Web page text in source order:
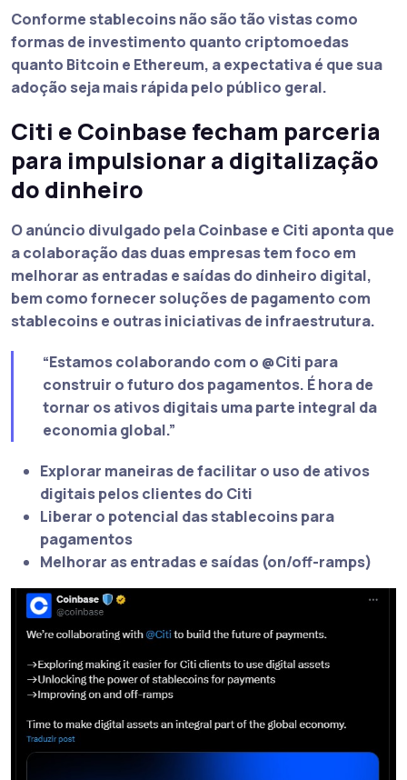
Conforme stablecoins não são tão vistas como
formas de investimento quanto criptomoedas
quanto Bitcoin e Ethereum, a expectativa é que sua
adoção seja mais rápida pelo público geral.
Citi e Coinbase fecham parceria
para impulsionar a digitalização
do dinheiro
O anúncio divulgado pela Coinbase e Citi aponta que
a colaboração das duas empresas tem foco em
melhorar as entradas e saídas do dinheiro digital,
bem como fornecer soluções de pagamento com
stablecoins e outras iniciativas de infraestrutura.
“Estamos colaborando com o @Citi para
construir o futuro dos pagamentos. É hora de
tornar os ativos digitais uma parte integral da
economia global.”
Explorar maneiras de facilitar o uso de ativos
digitais pelos clientes do Citi
Liberar o potencial das stablecoins para
pagamentos
Melhorar as entradas e saídas (on/off-ramps)